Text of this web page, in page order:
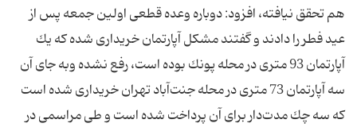
هم تحقق نیافته، افزود: دوباره وعده قطعی اولین جمعه پس از
عید فطر را دادند و گفتند مشكل آپارتمان خریداری شده كه یك
آپارتمان 93 متری در محله پونك بوده است، رفع نشده وبه جای آن
سه آپارتمان 73 متری در محله جنت‌آباد تهران خریداری شده است
كه سه چك مدت‌دار برای آن پرداخت شده است و طی مراسمی در